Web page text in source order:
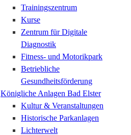
Trainingszentrum
Kurse
Zentrum für Digitale
Diagnostik
Fitness- und Motorikpark
Betriebliche
Gesundheitsförderung
Königliche Anlagen Bad Elster
Kultur & Veranstaltungen
Historische Parkanlagen
Lichterwelt